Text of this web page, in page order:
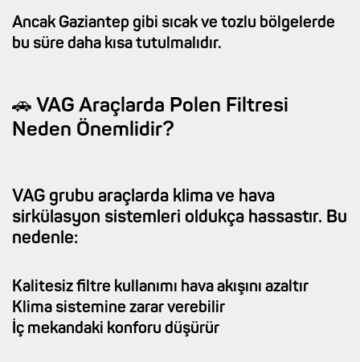
Ancak Gaziantep gibi sıcak ve tozlu bölgelerde
bu süre daha kısa tutulmalıdır.
🚗 VAG Araçlarda Polen Filtresi
Neden Önemlidir?
VAG grubu araçlarda klima ve hava
sirkülasyon sistemleri oldukça hassastır. Bu
nedenle:
Kalitesiz filtre kullanımı hava akışını azaltır
Klima sistemine zarar verebilir
İç mekandaki konforu düşürür